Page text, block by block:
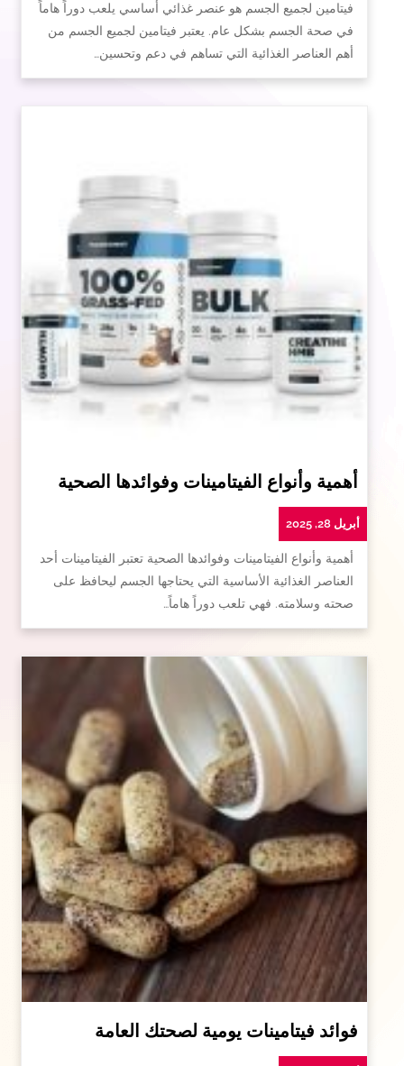
فيتامين لجميع الجسم هو عنصر غذائي أساسي يلعب دوراً هاماً
في صحة الجسم بشكل عام. يعتبر فيتامين لجميع الجسم من
أهم العناصر الغذائية التي تساهم في دعم وتحسين…
أهمية وأنواع الفيتامينات وفوائدها الصحية
أبريل 28, 2025
أهمية وأنواع الفيتامينات وفوائدها الصحية تعتبر الفيتامينات أحد
العناصر الغذائية الأساسية التي يحتاجها الجسم ليحافظ على
صحته وسلامته. فهي تلعب دوراً هاماً…
فوائد فيتامينات يومية لصحتك العامة